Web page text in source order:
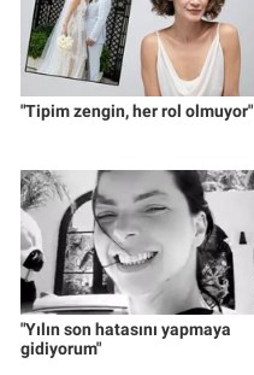
"Tipim zengin, her rol olmuyor"
"Yılın son hatasını yapmaya
gidiyorum"